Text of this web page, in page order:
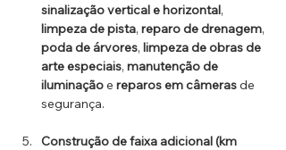
sinalização vertical e horizontal,
limpeza de pista, reparo de drenagem,
poda de árvores, limpeza de obras de
arte especiais, manutenção de
iluminação e reparos em câmeras de
segurança.
Construção de faixa adicional (km